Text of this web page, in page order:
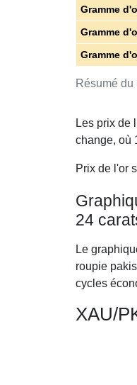
Résumé
Gramme
Gramme
Gramme
Les prix de
change, où
Prix de l'or
24
Le
roupie
cycles
XAU/